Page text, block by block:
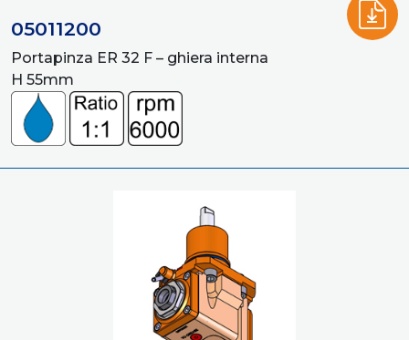
05011200
Portapinza ER 32 F – ghiera interna
H 55mm